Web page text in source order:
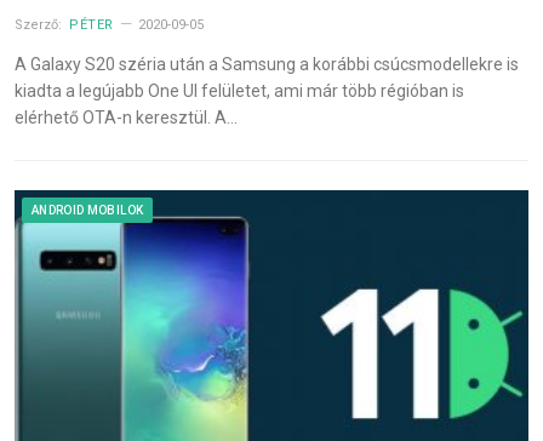
Szerző: PÉTER 2020-09-05
A Galaxy S20 széria után a Samsung a korábbi csúcsmodellekre is
kiadta a legújabb One UI felületet, ami már több régióban is
elérhető OTA-n keresztül. A…
ANDROID MOBILOK